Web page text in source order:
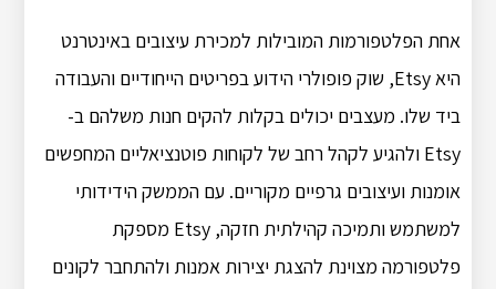
אחת הפלטפורמות המובילות למכירת עיצובים באינטרנט
היא Etsy, שוק פופולרי הידוע בפריטים הייחודיים והעבודה
ביד שלו. מעצבים יכולים בקלות להקים חנות משלהם ב-
Etsy ולהגיע לקהל רחב של לקוחות פוטנציאליים המחפשים
אומנות ועיצובים גרפיים מקוריים. עם הממשק הידידותי
למשתמש ותמיכה קהילתית חזקה, Etsy מספקת
פלטפורמה מצוינת להצגת יצירות אמנות ולהתחבר לקונים